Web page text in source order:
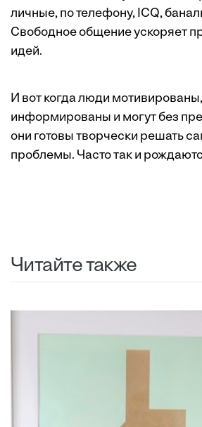
личные, по телефону, ICQ,
Свободное общение ускоряет
идей.
И вот когда люди мотивированы,
информированы и могут без
они готовы творчески решать
проблемы. Часто так и
Читайте также